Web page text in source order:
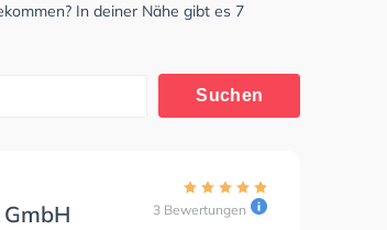
In deiner Nähe gibt es 7
Suchen
3 Bewertungen